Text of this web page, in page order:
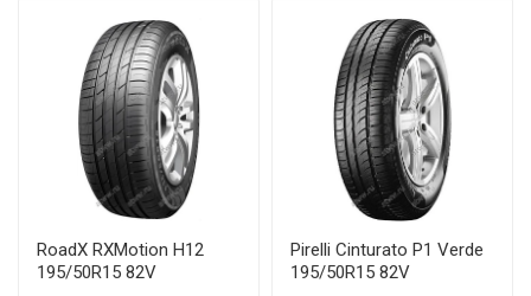
RoadX RXMotion H12
195/50R15 82V
Pirelli Cinturato P1 Verde
195/50R15 82V